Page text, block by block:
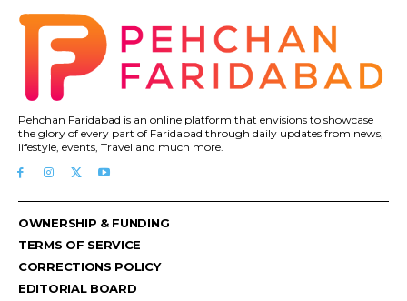
Pehchan Faridabad is an online platform that envisions to showcase
the glory of every part of Faridabad through daily updates from news,
lifestyle, events, Travel and much more.
OWNERSHIP & FUNDING
TERMS OF SERVICE
CORRECTIONS POLICY
EDITORIAL BOARD